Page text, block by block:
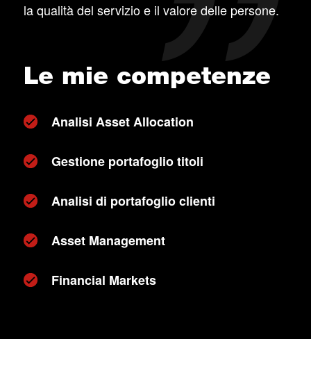
la qualità del servizio e il valore delle persone.
Le mie competenze
Analisi Asset Allocation
Gestione portafoglio titoli
Analisi di portafoglio clienti
Asset Management
Financial Markets